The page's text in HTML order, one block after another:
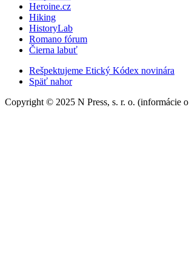
Heroine.cz
Hiking
HistoryLab
Romano fórum
Čierna labuť
Rešpektujeme Etický Kódex novinára
Späť nahor
Copyright © 2025 N Press, s. r. o. (informácie o